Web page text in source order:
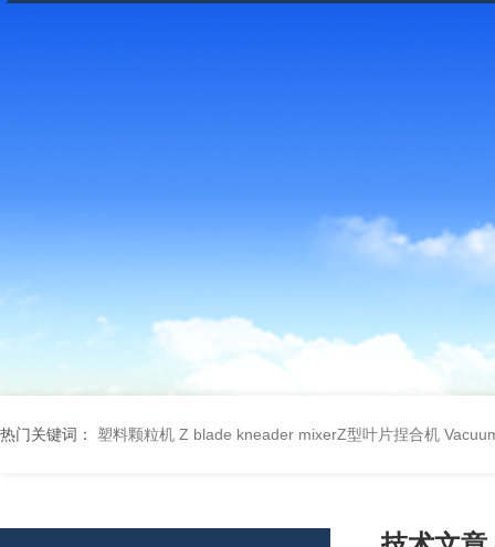
热门关键词： 塑料颗粒机 Z blade kneader mixerZ型叶片捏合机